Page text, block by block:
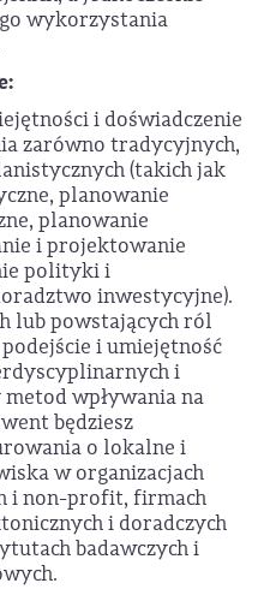
wykorzystania
i doświadczenie
zarówno tradycyjnych,
(takich jak
planowanie
planowanie
i projektowanie
polityki i
inwestycyjne).
lub powstających ról
i umiejętność
i
wpływania na
będziesz
o lokalne i
w organizacjach
i non-profit, firmach
i doradczych
badawczych i